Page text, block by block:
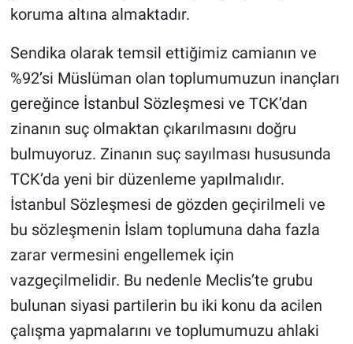
koruma altına almaktadır.
Sendika olarak temsil ettiğimiz camianın ve
%92’si Müslüman olan toplumumuzun inançları
gereğince İstanbul Sözleşmesi ve TCK’dan
zinanın suç olmaktan çıkarılmasını doğru
bulmuyoruz. Zinanın suç sayılması hususunda
TCK’da yeni bir düzenleme yapılmalıdır.
İstanbul Sözleşmesi de gözden geçirilmeli ve
bu sözleşmenin İslam toplumuna daha fazla
zarar vermesini engellemek için
vazgeçilmelidir. Bu nedenle Meclis’te grubu
bulunan siyasi partilerin bu iki konu da acilen
çalışma yapmalarını ve toplumumuzu ahlaki